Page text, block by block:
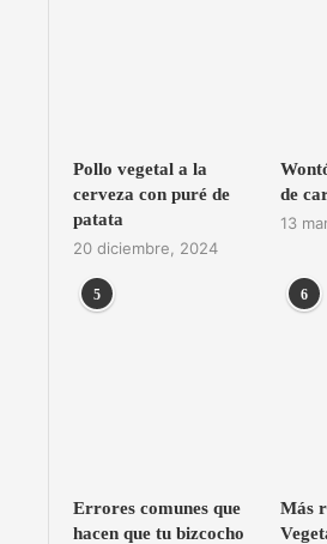
Pollo vegetal a la
cerveza con puré de
patata
20 diciembre, 2024
de
13
5
Errores comunes que
hacen que tu bizcocho
6
Más